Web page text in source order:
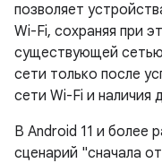
позволяет
Wi-Fi, сохраняя при
существующей
сети только после
сети Wi-Fi и наличия
В Android 11 и более
сценарий "сначала